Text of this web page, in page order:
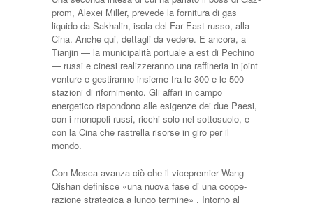
prom, Alexei Miller, prevede la fornitura di gas
liquido da Sakhalin, isola del Far East rus­so, alla
Cina. Anche qui, detta­gli da vedere. E ancora, a
Tianjin — la municipalità por­tuale a est di Pechino
— russi e cinesi realizzeranno una raffi­neria in joint
venture e gesti­ranno insieme fra le 300 e le 500
stazioni di rifornimento. Gli affari in campo
energetico rispondono alle esigenze dei due Paesi,
con i monopoli rus­si, ricchi solo nel sottosuolo, e
con la Cina che rastrella risorse in giro per il
mondo.
Con Mo­sca avanza ciò che il vicepre­mier Wang
Qishan definisce «una nuova fase di una coope­
razione strategica a lungo ter­mine» . Intorno al